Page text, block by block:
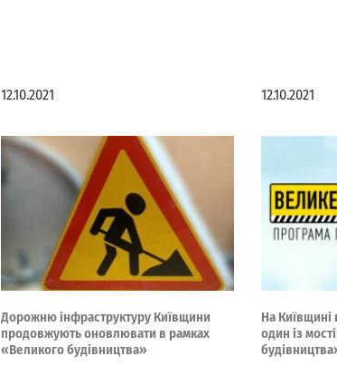
12.10.2021 12.10.2021
Дорожню інфраструктуру Київщини
продовжують оновлювати в рамках
«Великого будівництва»
На Київщині
один із